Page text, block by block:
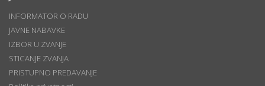
INFORMATOR O RADU
JAVNE NABAVKE
IZBOR U ZVANJE
STICANJE ZVANJA
PRISTUPNO PREDAVANJE